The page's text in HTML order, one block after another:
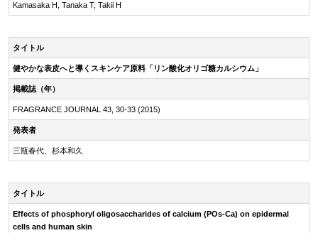
Kamasaka H, Tanaka T, Takii H
タイトル
健やかな表皮へと導くスキンケア原料「リン酸化オリゴ糖カルシウム」
掲載誌（年）
FRAGRANCE JOURNAL 43, 30-33 (2015)
発表者
三瓶春代、杉本和久
タイトル
Effects of phosphoryl oligosaccharides of calcium (POs-Ca) on epidermal
cells and human skin